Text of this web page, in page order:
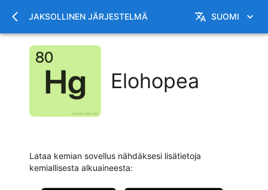
JAKSOLLINEN JÄRJESTELMÄ SUOMI
Elohopea
Lataa kemian sovellus nähdäksesi lisätietoja
kemiallisesta alkuaineesta: